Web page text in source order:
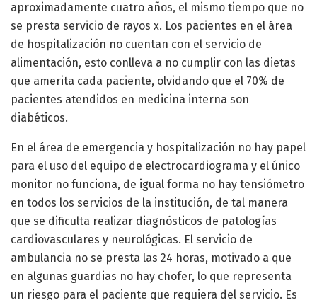
aproximadamente cuatro años, el mismo tiempo que no
se presta servicio de rayos x. Los pacientes en el área
de hospitalización no cuentan con el servicio de
alimentación, esto conlleva a no cumplir con las dietas
que amerita cada paciente, olvidando que el 70% de
pacientes atendidos en medicina interna son
diabéticos.
En el área de emergencia y hospitalización no hay papel
para el uso del equipo de electrocardiograma y el único
monitor no funciona, de igual forma no hay tensiómetro
en todos los servicios de la institución, de tal manera
que se dificulta realizar diagnósticos de patologías
cardiovasculares y neurológicas. El servicio de
ambulancia no se presta las 24 horas, motivado a que
en algunas guardias no hay chofer, lo que representa
un riesgo para el paciente que requiera del servicio. Es